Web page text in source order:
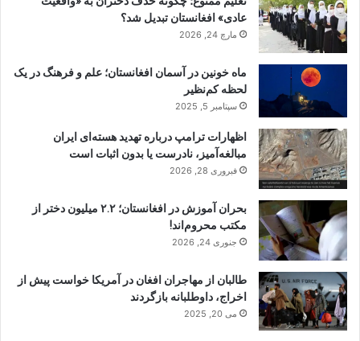
عادی» افغانستان تبدیل شد؟
مارچ 24, 2026
ماه خونین در آسمان افغانستان؛ علم و فرهنگ در یک
لحظه کم‌نظیر
سپتامبر 5, 2025
اظهارات ترامپ درباره تهدید هسته‌ای ایران
مبالغه‌آمیز، نادرست یا بدون اثبات است
فبروری 28, 2026
بحران آموزش در افغانستان؛ ۲.۲ میلیون دختر از
مکتب محروم‌اند!
جنوری 24, 2026
طالبان از مهاجران افغان در آمریکا خواست پیش از
اخراج، داوطلبانه بازگردند
می 20, 2025